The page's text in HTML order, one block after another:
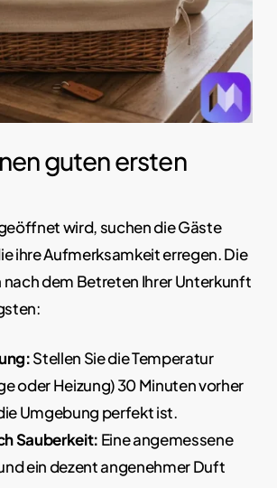
guten ersten
wird, suchen die Gäste
ihre Aufmerksamkeit erregen. Die
dem Betreten Ihrer Unterkunft
Stellen Sie die Temperatur
oder Heizung) 30 Minuten vorher
Umgebung perfekt ist.
Sauberkeit: Eine angemessene
ein dezent angenehmer Duft